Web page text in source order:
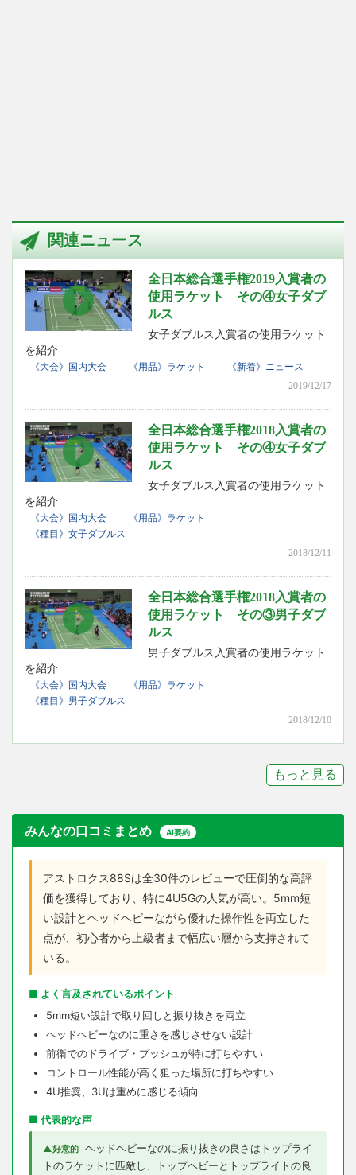
関連ニュース
全日本総合選手権2019入賞者の
使用ラケット その④女子ダブ
ルス
女子ダブルス入賞者の使用ラケット
を紹介
《大会》国内大会 《用品》ラケット
《新着》ニュース
2019/12/17
全日本総合選手権2018入賞者の
使用ラケット その④女子ダブ
ルス
女子ダブルス入賞者の使用ラケット
を紹介
《大会》国内大会
《用品》ラケット
《種目》女子ダブルス
2018/12/11
全日本総合選手権2018入賞者の
使用ラケット その③男子ダブ
ルス
男子ダブルス入賞者の使用ラケット
を紹介
《大会》国内大会
《用品》ラケット
《種目》男子ダブルス
2018/12/10
もっと見る
みんなの口コミまとめ AI要約
アストロクス88Sは全30件のレビューで圧倒的な高評
価を獲得しており、特に4U5Gの人気が高い。5mm短
い設計とヘッドヘビーながら優れた操作性を両立した
点が、初心者から上級者まで幅広い層から支持されて
いる。
■ よく言及されているポイント
5mm短い設計で取り回しと振り抜きを両立
ヘッドヘビーなのに重さを感じさせない設計
前衛でのドライブ・プッシュが特に打ちやすい
コントロール性能が高く狙った場所に打ちやすい
4U推奨、3Uは重めに感じる傾向
■ 代表的な声
▲好意的 ヘッドヘビーなのに振り抜きの良さはトップライ
トのラケットに匹敵し、トップヘビーとトップライトの良